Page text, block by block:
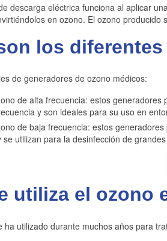
descarga eléctrica funciona al aplicar
en ozono. El ozono
los
de generadores de ozono médicos:
de alta frecuencia: estos
y son ideales para su uso en
de baja frecuencia: estos
utilizan para la desinfección de
utiliza el ozono
ha utilizado durante muchos años para